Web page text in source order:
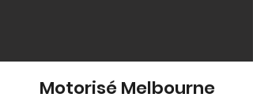
Motorisé Melbourne